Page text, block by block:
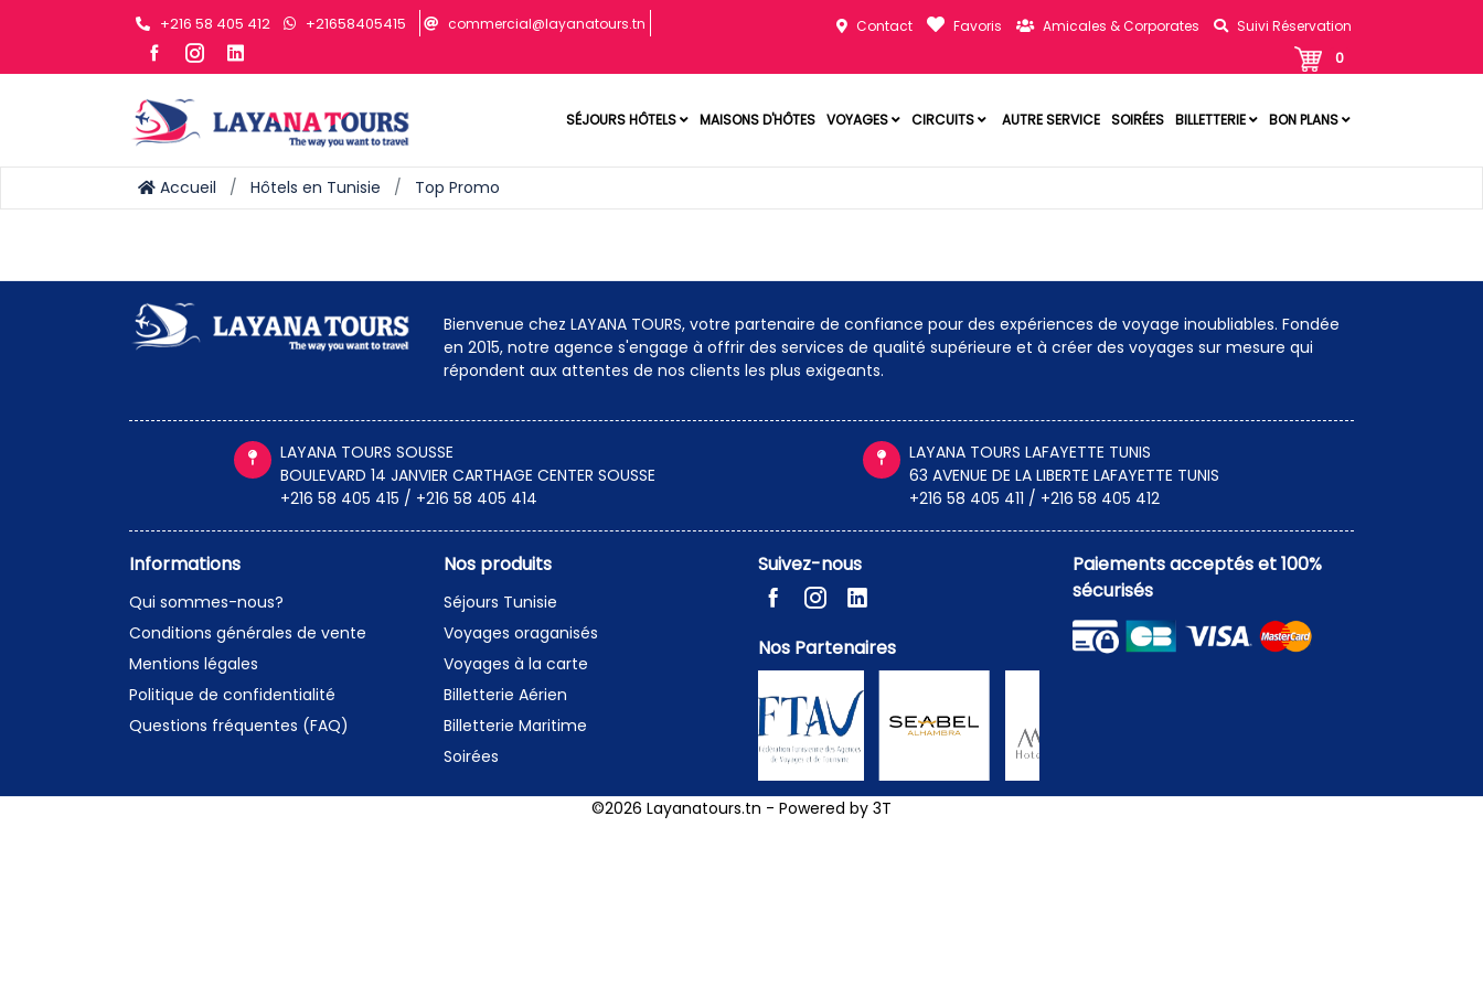
+216 58 405 412 +21658405415 commercial@layanatours.tn Contact Favoris Amicales & Corporates Suivi Réservation
0
SÉJOURS HÔTELS MAISONS D'HÔTES VOYAGES CIRCUITS AUTRE SERVICE SOIRÉES BILLETTERIE BON PLANS
Accueil Hôtels en Tunisie Top Promo
Bienvenue chez LAYANA TOURS, votre partenaire de confiance pour des expériences de voyage inoubliables. Fondée
en 2015, notre agence s'engage à offrir des services de qualité supérieure et à créer des voyages sur mesure qui
répondent aux attentes de nos clients les plus exigeants.
LAYANA TOURS SOUSSE
BOULEVARD 14 JANVIER CARTHAGE CENTER SOUSSE
+216 58 405 415 / +216 58 405 414
LAYANA TOURS LAFAYETTE TUNIS
63 AVENUE DE LA LIBERTE LAFAYETTE TUNIS
+216 58 405 411 / +216 58 405 412
Informations
Qui sommes-nous?
Conditions générales de vente
Mentions légales
Politique de confidentialité
Questions fréquentes (FAQ)
Nos produits
Séjours Tunisie
Voyages oraganisés
Voyages à la carte
Billetterie Aérien
Billetterie Maritime
Soirées
Suivez-nous
Nos Partenaires
Paiements acceptés et 100%
sécurisés
©2026 Layanatours.tn - Powered by 3T